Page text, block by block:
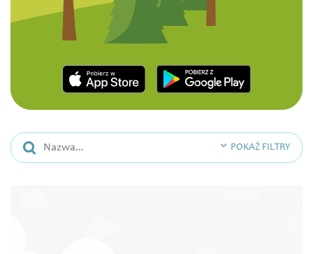
POKAŻ FILTRY